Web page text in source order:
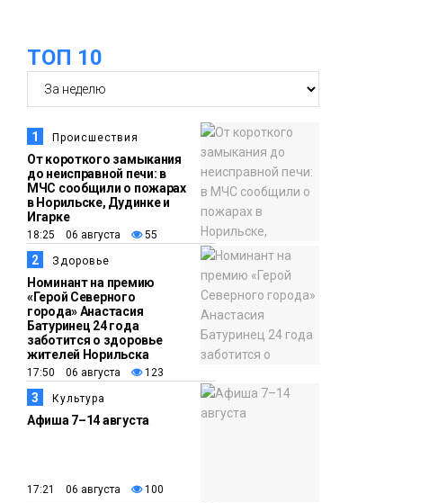
14:36
Плато
Путорана
На плато Путорана
создадут систему
наблюдения за вечной
мерзлотой и очистят
территорию от мусора
13:47
Новости
Заполярный
транспортный филиал
в Дудинке
заасфальтировал 47
тысяч «квадратов»
грузовых площадок
13:10
В Норильске лыжную
базу «Оль-Гуль»
ТОП 10
1 Происшествия
От короткого замыкания
до неисправной печи: в
МЧС сообщили о пожарах
в Норильске, Дудинке и
Игарке
18:25 06 августа 55
2 Здоровье
Номинант на премию
«Герой Северного
города» Анастасия
Батуринец 24 года
заботится о здоровье
жителей Норильска
17:50 06 августа 123
3 Культура
Афиша 7–14 августа
17:21 06 августа 100